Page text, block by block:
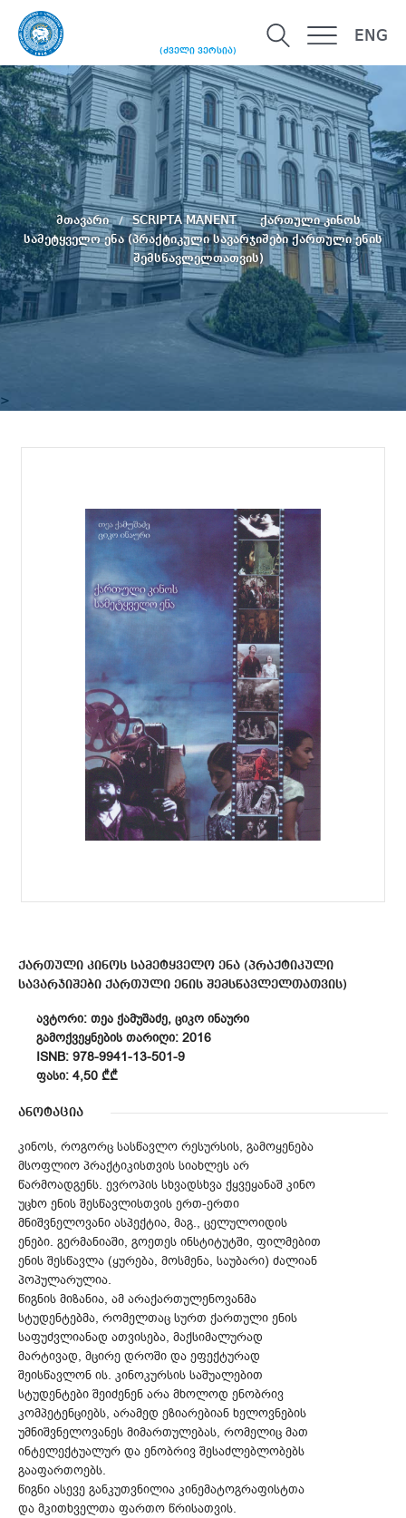
(ძველი ვერსია)
ENG
>
მთავარი SCRIPTA MANENT
ქართული კინოს
სამეტყველო ენა (პრაქტიკული სავარჯიშები ქართული ენის
შემსწავლელთათვის)
ქართული კინოს სამეტყველო ენა (პრაქტიკული
სავარჯიშები ქართული ენის შემსწავლელთათვის)
ᲐᲕᲢᲝᲠᲘ: ᲗᲔᲐ ᲥᲐᲛᲣᲨᲐᲫᲔ, ᲪᲘᲙᲝ ᲘᲜᲐᲣᲠᲘ
ᲒᲐᲛᲝᲥᲕᲔᲧᲜᲔᲑᲘᲡ ᲗᲐᲠᲘᲦᲘ: 2016
ISNB: 978-9941-13-501-9
ᲤᲐᲡᲘ: 4,50 ₾₾
ანოტაცია
კინოს, როგორც სასწავლო რესურსის, გამოყენება
მსოფლიო პრაქტიკისთვის სიახლეს არ
წარმოადგენს. ევროპის სხვადსხვა ქყვეყანაშ კინო
უცხო ენის შესწავლისთვის ერთ-ერთი
მნიშვნელოვანი ასპექტია, მაგ., ცელულოიდის
ენები. გერმანიაში, გოეთეს ინსტიტუტში, ფილმებით
ენის შესწავლა (ყურება, მოსმენა, საუბარი) ძალიან
პოპულარულია.
წიგნის მიზანია, ამ არაქართულენოვანმა
სტუდენტებმა, რომელთაც სურთ ქართული ენის
საფუძვლიანად ათვისება, მაქსიმალურად
მარტივად, მცირე დროში და ეფექტურად
შეისწავლონ ის. კინოკურსის საშუალებით
სტუდენტები შეიძენენ არა მხოლოდ ენობრივ
კომპეტენციებს, არამედ ეზიარებიან ხელოვნების
უმნიშვნელოვანეს მიმართულებას, რომელიც მათ
ინტელექტუალურ და ენობრივ შესაძლებლობებს
გააფართოებს.
წიგნი ასევე განკუთვნილია კინემატოგრაფისტთა
და მკითხველთა ფართო წრისათვის.